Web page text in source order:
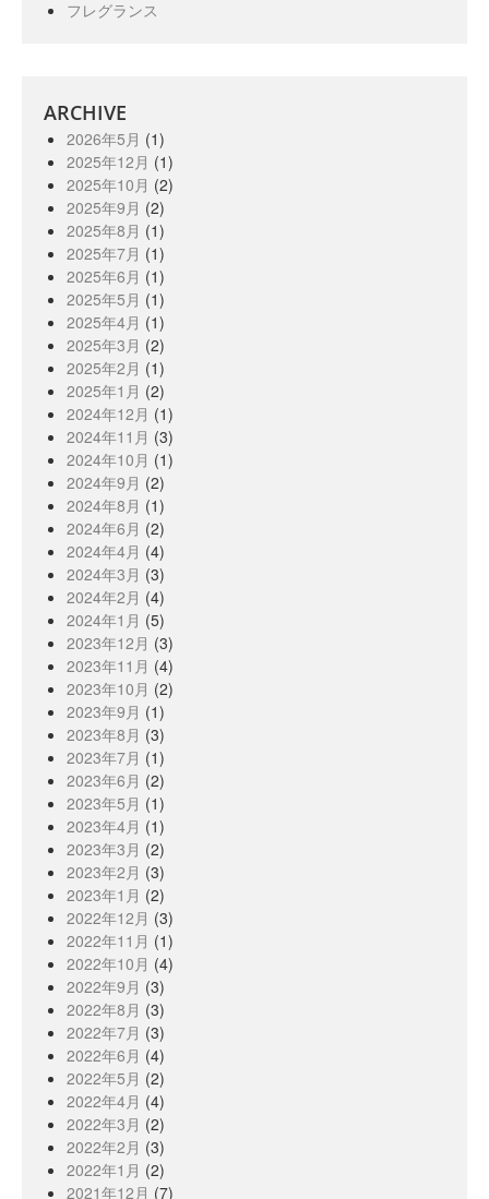
フレグランス
ARCHIVE
2026年5月 (1)
2025年12月 (1)
2025年10月 (2)
2025年9月 (2)
2025年8月 (1)
2025年7月 (1)
2025年6月 (1)
2025年5月 (1)
2025年4月 (1)
2025年3月 (2)
2025年2月 (1)
2025年1月 (2)
2024年12月 (1)
2024年11月 (3)
2024年10月 (1)
2024年9月 (2)
2024年8月 (1)
2024年6月 (2)
2024年4月 (4)
2024年3月 (3)
2024年2月 (4)
2024年1月 (5)
2023年12月 (3)
2023年11月 (4)
2023年10月 (2)
2023年9月 (1)
2023年8月 (3)
2023年7月 (1)
2023年6月 (2)
2023年5月 (1)
2023年4月 (1)
2023年3月 (2)
2023年2月 (3)
2023年1月 (2)
2022年12月 (3)
2022年11月 (1)
2022年10月 (4)
2022年9月 (3)
2022年8月 (3)
2022年7月 (3)
2022年6月 (4)
2022年5月 (2)
2022年4月 (4)
2022年3月 (2)
2022年2月 (3)
2022年1月 (2)
2021年12月 (7)